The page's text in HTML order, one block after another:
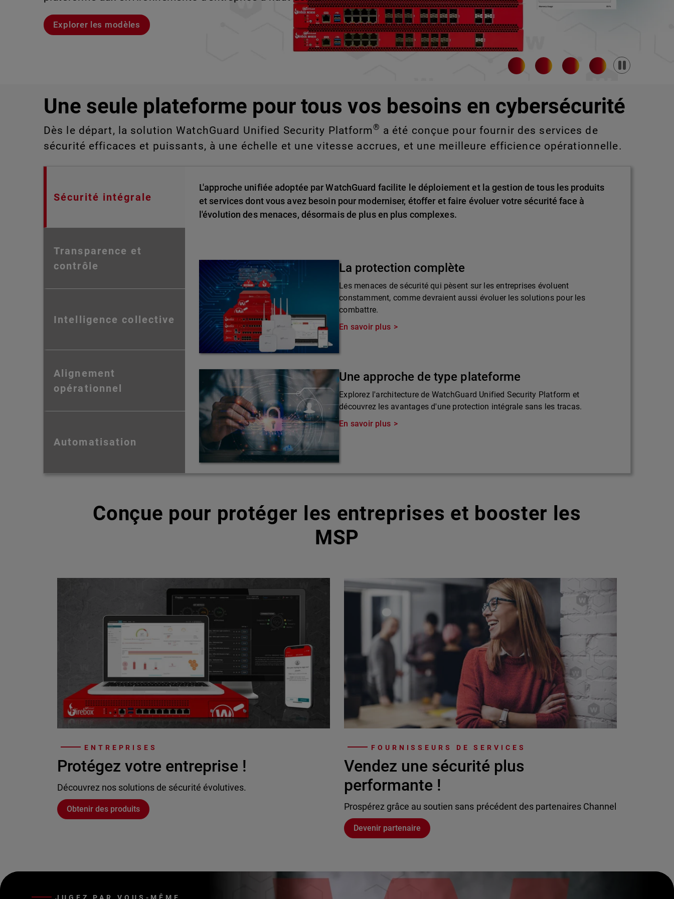
Explorer les modèles
aux technologies de l'information que vous ne pouvez pas
détecter ou gérer manuellement à grande échelle.
Voici Rai
Découvrez WatchGuard EDR
Pause
Une seule plateforme pour tous vos besoins en cybersécurité
Dès le départ, la solution WatchGuard Unified Security Platform® a été conçue pour fournir des services de
sécurité efficaces et puissants, à une échelle et une vitesse accrues, et une meilleure efficience opérationnelle.
Sécurité intégrale
Transparence et
contrôle
Intelligence collective
Alignement
opérationnel
Automatisation
L'approche unifiée adoptée par WatchGuard facilite le déploiement et la gestion de tous les produits
et services dont vous avez besoin pour moderniser, étoffer et faire évoluer votre sécurité face à
l'évolution des menaces, désormais de plus en plus complexes.
La protection complète
Les menaces de sécurité qui pèsent sur les entreprises évoluent
constamment, comme devraient aussi évoluer les solutions pour les
combattre.
En savoir plus
Une approche de type plateforme
Explorez l'architecture de WatchGuard Unified Security Platform et
découvrez les avantages d'une protection intégrale sans les tracas.
En savoir plus
Conçue pour protéger les entreprises et booster les
MSP
ENTREPRISES
Protégez votre entreprise !
Découvrez nos solutions de sécurité évolutives.
Obtenir des produits
FOURNISSEURS DE SERVICES
Vendez une sécurité plus
performante !
Prospérez grâce au soutien sans précédent des partenaires Channel
Devenir partenaire